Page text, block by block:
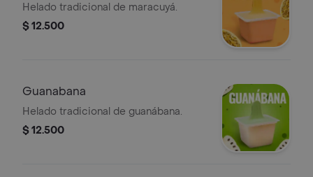
Helado tradicional de maracuyá.
$ 12.500
Guanabana
Helado tradicional de guanábana.
$ 12.500